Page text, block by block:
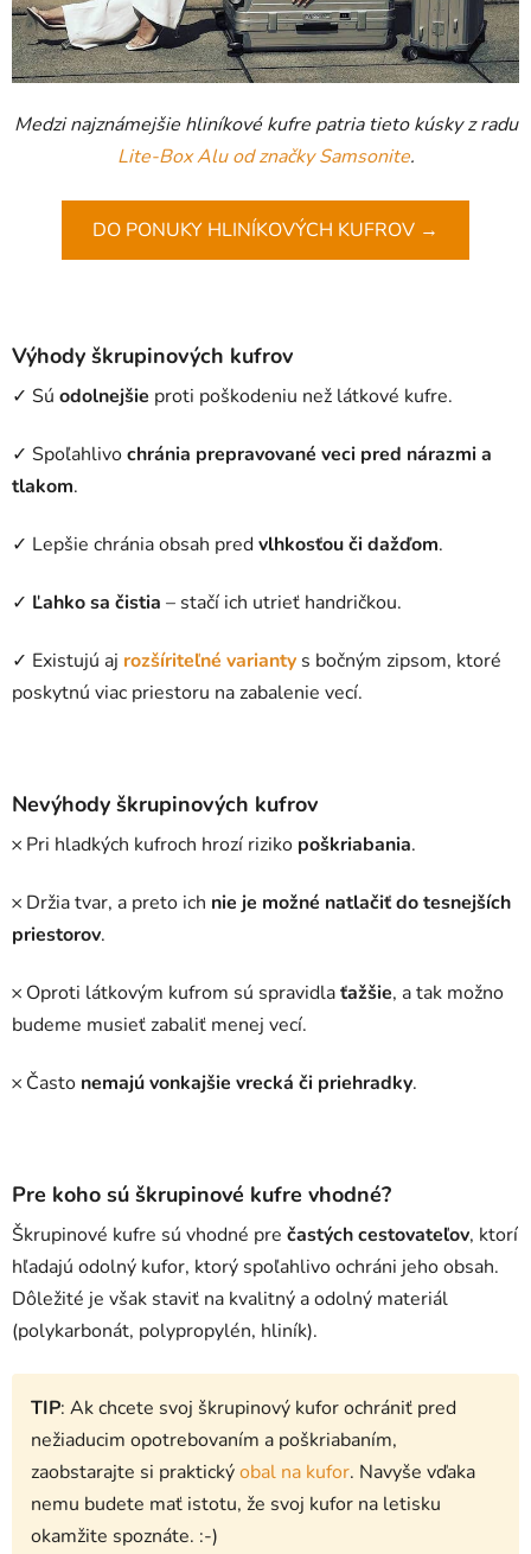
Medzi najznámejšie hliníkové kufre patria tieto kúsky z radu
Lite-Box Alu od značky Samsonite.
DO PONUKY HLINÍKOVÝCH KUFROV →
Výhody škrupinových kufrov
✓ Sú odolnejšie proti poškodeniu než látkové kufre.
✓ Spoľahlivochránia prepravované veci pred nárazmi a
tlakom.
✓ Lepšie chránia obsah predvlhkosťou či dažďom.
✓ Ľahko sa čistia – stačí ich utrieť handričkou.
✓ Existujú aj rozšíriteľné varianty s bočným zipsom, ktoré
poskytnú viac priestoru na zabalenie vecí.
Nevýhody škrupinových kufrov
𐄂 Pri hladkých kufroch hrozí riziko poškriabania.
𐄂 Držia tvar, a preto ich nie je možné natlačiť do tesnejších
priestorov.
𐄂 Oproti látkovým kufrom sú spravidlaťažšie, a tak možno
budeme musieť zabaliť menej vecí.
𐄂 Často nemajú vonkajšie vrecká či priehradky.
Pre koho sú škrupinové kufre vhodné?
Škrupinové kufre sú vhodné pre častých cestovateľov, ktorí
hľadajú odolný kufor, ktorý spoľahlivo ochráni jeho obsah.
Dôležité je však staviť na kvalitný a odolný materiál
(polykarbonát, polypropylén, hliník).
TIP: Ak chcete svoj škrupinový kufor ochrániť pred
nežiaducim opotrebovaním a poškriabaním,
zaobstarajte si praktickýobal na kufor. Navyše vďaka
nemu budete mať istotu, že svoj kufor na letisku
okamžite spoznáte. :-)